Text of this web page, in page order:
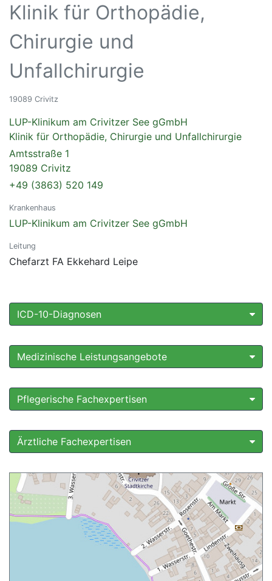
Klinik für Orthopädie,
Chirurgie und
Unfallchirurgie
19089 Crivitz
LUP-Klinikum am Crivitzer See gGmbH
Klinik für Orthopädie, Chirurgie und Unfallchirurgie
Amtsstraße 1
19089 Crivitz
+49 (3863) 520 149
Krankenhaus
LUP-Klinikum am Crivitzer See gGmbH
Leitung
Chefarzt FA Ekkehard Leipe
ICD-10-Diagnosen
Medizinische Leistungsangebote
Pflegerische Fachexpertisen
Ärztliche Fachexpertisen